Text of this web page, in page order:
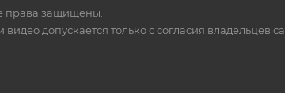
права защищены.
допускается только с согласия владельцев